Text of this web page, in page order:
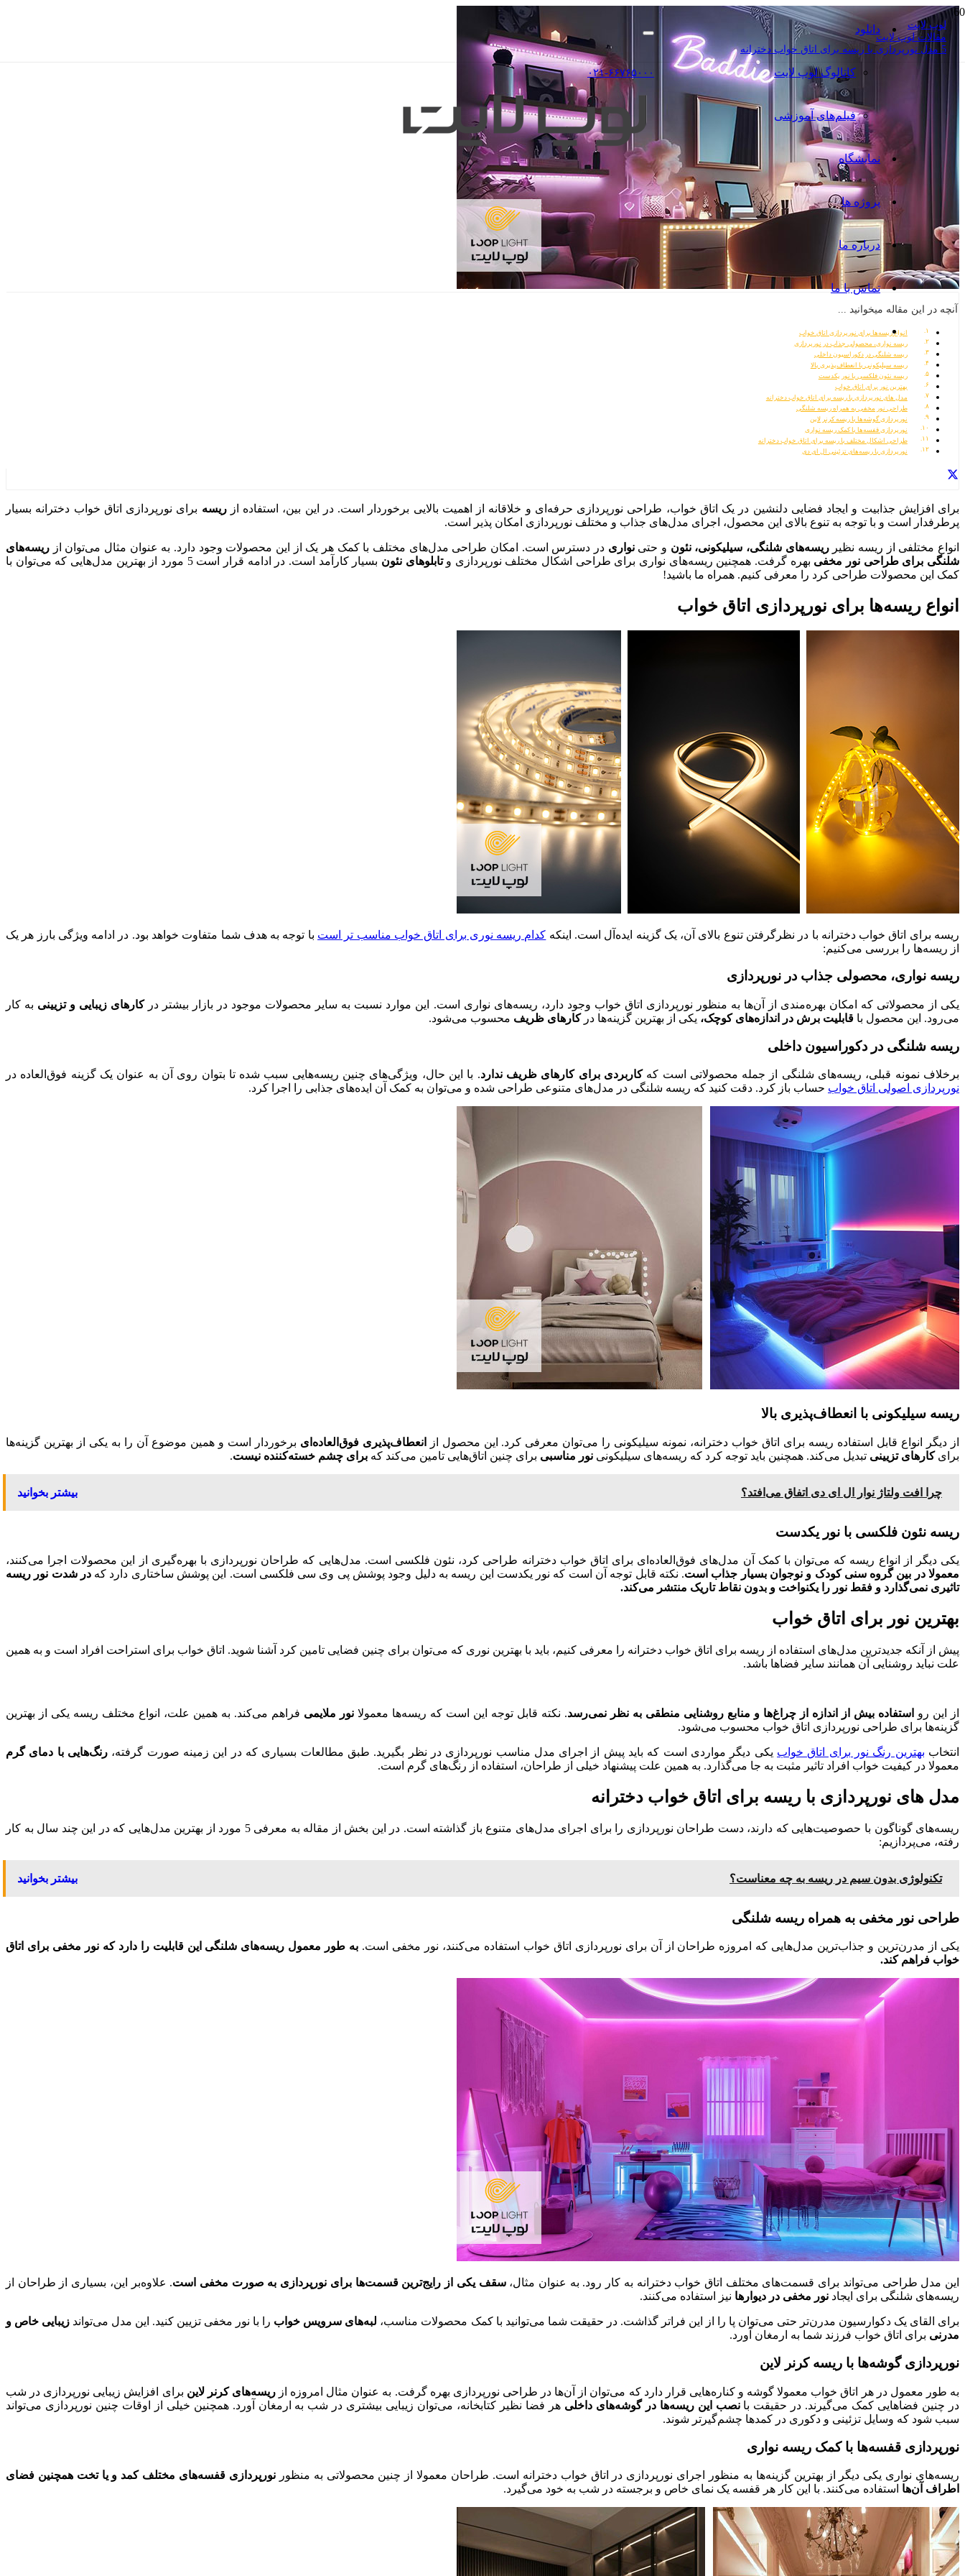
دانلود
کاتالوگ‌ لوپ لایت
فیلم‌های آموزشی
نمایشگاه
پروژه ها
درباره ما
تماس با ما
۰۲۱-۶۶۷۶۵۰۰۰
لوپ لایت
مقالات لوپ لایت
5 مدل نورپردازی با ریسه برای اتاق خواب دخترانه
آنچه در این مقاله میخوانید ...
انواع ریسه‌ها برای نورپردازی اتاق خواب
ریسه نواری، محصولی جذاب در نورپردازی
ریسه شلنگی در دکوراسیون داخلی
ریسه سیلیکونی با انعطاف‌پذیری بالا
ریسه نئون فلکسی با نور یکدست
بهترین نور برای اتاق خواب
مدل های نورپردازی با ریسه برای اتاق خواب دخترانه
طراحی نور مخفی به همراه ریسه شلنگی
نورپردازی گوشه‌ها با ریسه کرنر لاین
نورپردازی قفسه‌ها با کمک ریسه نواری
طراحی اشکال مختلف با ریسه برای اتاق خواب دخترانه
نورپردازی با ریسه‌های تزئینی ال ای دی
برای افزایش جذابیت و ایجاد فضایی دلنشین در یک اتاق خواب، طراحی نورپردازی حرفه‌ای و خلاقانه از اهمیت بالایی برخوردار است. در این بین، استفاده ازریسه برای نورپردازی اتاق خواب دخترانه بسیار
پرطرفدار است و با توجه به تنوع بالای این محصول، اجرای مدل‌های جذاب و مختلف نورپردازی امکان پذیر است.
انواع مختلفی از ریسه نظیرریسه‌های شلنگی، سیلیکونی، نئون و حتینواری در دسترس است. امکان طراحی مدل‌های مختلف با کمک هر یک از این محصولات وجود دارد. به عنوان مثال می‌توان از ریسه‌های
شلنگی برای طراحی نور مخفی بهره گرفت. همچنین ریسه‌های نواری برای طراحی اشکال مختلف نورپردازی وتابلوهای نئون
بسیار کارآمد است. در ادامه قرار است 5 مورد از بهترین مدل‌هایی که می‌توان با
کمک این محصولات طراحی کرد را معرفی کنیم. همراه ما باشید!
انواع ریسه‌ها برای نورپردازی اتاق خواب
ریسه برای اتاق خواب دخترانه با در نظرگرفتن تنوع بالای آن، یک گزینه ایده‌آل است. اینکه کدام ریسه نوری برای اتاق خواب مناسب تر است با توجه به هدف شما متفاوت خواهد بود. در ادامه ویژگی بارز هر یک
از ریسه‌ها را بررسی می‌کنیم:
ریسه نواری، محصولی جذاب در نورپردازی
یکی از محصولاتی که امکان بهره‌‌مندی از آن‌ها به منظور نورپردازی اتاق خواب وجود دارد، ریسه‌های نواری است. این موارد نسبت به سایر محصولات موجود در بازار بیشتر درکارهای زیبایی و تزیینی به کار
می‌رود. این محصول با قابلیت برش در اندازه‌های کوچک، یکی از بهترین گزینه‌ها درکارهای ظریف محسوب می‌شود.
ریسه شلنگی در دکوراسیون داخلی
برخلاف نمونه قبلی، ریسه‌های شلنگی از جمله محصولاتی است کهکاربردی برای کارهای ظریف ندارد. با این حال، ویژگی‌های چنین ریسه‌هایی سبب شده تا بتوان روی آن به عنوان یک گزینه‌ فوق‌العاده در
نورپردازی اصولی اتاق خواب حساب باز کرد. دقت کنید که ریسه شلنگی در مدل‌‌های متنوعی طراحی شده و می‌توان به کمک آن ایده‌های جذابی را اجرا کرد.
ریسه سیلیکونی با انعطاف‌پذیری بالا
از دیگر انواع قابل استفاده ریسه برای اتاق خواب دخترانه، نمونه سیلیکونی را می‌توان معرفی کرد. این محصول از انعطاف‌پذیری فوق‌العاده‌ای برخوردار است و همین موضوع آن را به یکی از بهترین گزینه‌ها
برایکارهای تزیینی تبدیل می‌کند. همچنین باید توجه کرد که ریسه‌های سیلیکونی نور مناسبی برای چنین اتاق‌هایی تامین می‌کند که برای چشم خسته‌کننده نیست.
بیشتر بخوانید چرا افت ولتاژ نوار ال ای دی اتفاق می‌افتد؟
ریسه نئون فلکسی با نور یکدست
یکی دیگر از انواع ریسه که می‌‌توان با کمک آن مدل‌های فوق‌العاده‌ای برای اتاق خواب دخترانه طراحی کرد، نئون فلکسی است. مدل‌‌هایی که طراحان نورپردازی با بهره‌گیری از این محصولات اجرا می‌کنند،
معمولا در بین گروه سنی کودک و نوجوان بسیار جذاب است. نکته قابل توجه آن است که نور یکدست این ریسه به دلیل وجود پوشش پی وی سی فلکسی است. این پوشش ساختاری دارد کهدر شدت نور ریسه
تاثیری نمی‌گذارد و فقط نور را یکنواخت و بدون نقاط تاریک منتشر می‌کند.
بهترین نور برای اتاق خواب
پیش از آنکه جدیدترین مدل‌های استفاده از ریسه برای اتاق خواب دخترانه را معرفی کنیم، باید با بهترین نوری که می‌توان برای چنین فضایی تامین کرد آشنا شوید. اتاق خواب برای استراحت افراد است و به همین
علت نباید روشنایی آن همانند سایر فضاها باشد.
از این رو استفاده بیش از اندازه از چراغ‌ها و منابع روشنایی منطقی به نظر نمی‌رسد. نکته قابل توجه این است که ریسه‌ها معمولا نور ملایمی فراهم می‌کند. به همین علت، انواع مختلف ریسه یکی از بهترین
گزینه‌ها برای طراحی نورپردازی اتاق خواب محسوب می‌شود.
انتخاب بهترین رنگ نور برای اتاق خواب یکی دیگر مواردی است که باید پیش از اجرای مدل مناسب نورپردازی در نظر بگیرید. طبق مطالعات بسیاری که در این زمینه صورت گرفته،رنگ‌هایی با دمای گرم
معمولا در کیفیت خواب افراد تاثیر مثبت به جا می‌گذارد. به همین علت پیشنهاد خیلی از طراحان، استفاده از رنگ‌های گرم است.
مدل های نورپردازی با ریسه برای اتاق خواب دخترانه
ریسه‌های گوناگون با حصوصیت‌هایی که دارند، دست طراحان نورپردازی را برای اجرای مدل‌های متنوع باز گذاشته است. در این بخش از مقاله به معرفی 5 مورد از بهترین مدل‌هایی که در این چند سال به کار
رفته، می‌پردازیم:
بیشتر بخوانید تکنولوژی بدون سیم در ریسه به چه معناست؟
طراحی نور مخفی به همراه ریسه شلنگی
یکی از مدرن‌ترین و جذاب‌ترین مدل‌هایی که امروزه طراحان از آن برای نورپردازی اتاق خواب استفاده می‌کنند، نور مخفی است. به طور معمول ریسه‌های شلنگی این قابلیت را دارد که نور مخفی برای اتاق
خواب فراهم کند.
این مدل طراحی می‌تواند برای قسمت‌‌های مختلف اتاق خواب دخترانه به کار رود. به عنوان مثال، سقف یکی از رایج‌ترین قسمت‌ها برای نورپردازی به صورت مخفی است. علاوه‌بر این، بسیاری از طراحان از
ریسه‌های شلنگی برای ایجاد نور مخفی در دیوارها نیز استفاده می‌کنند.
برای القای یک دکوارسیون مدرن‌تر حتی می‌توان پا را از این فراتر گذاشت. در حقیقت شما می‌توانید با کمک محصولات مناسب، لبه‌های سرویس خواب را با نور مخفی تزیین کنید. این مدل می‌تواند زیبایی خاص و
مدرنی برای اتاق خواب فرزند شما به ارمغان آورد.
نورپردازی گوشه‌ها با ریسه کرنر لاین
به طور معمول در هر اتاق خواب معمولا گوشه و کناره‌هایی قرار دارد که می‌توان از آن‌ها در طراحی نورپردازی بهره گرفت. به عنوان مثال امروزه ازریسه‌های کرنر لاین برای افزایش زیبایی نورپردازی در شب
در چنین فضاهایی کمک می‌گیرند. در حقیقت بانصب این ریسه‌ها در گوشه‌های داخلی هر فضا نظیر کتابخانه، می‌توان زیبایی بیشتری در شب به ارمغان آورد. همچنین خیلی از اوقات چنین نورپردازی می‌تواند
سبب شود که وسایل تزئینی و دکوری در کمدها چشم‌گیرتر شوند.
نورپردازی قفسه‌ها با کمک ریسه نواری
ریسه‌های نواری یکی دیگر از بهترین گزینه‌ها به منظور اجرای نورپردازی در اتاق خواب دخترانه است. طراحان معمولا از چنین محصولاتی به منظورنورپردازی قفسه‌های مختلف کمد و یا تخت همچنین فضای
اطراف آن‌ها استفاده می‌کنند. با این کار هر قفسه یک نمای خاص و برجسته در شب به خود می‌گیرد.